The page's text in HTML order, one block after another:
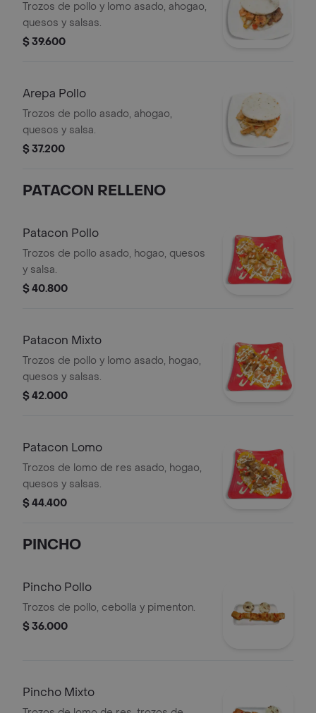
Trozos de pollo y lomo asado, ahogao,
quesos y salsas.
$ 39.600
Arepa Pollo
Trozos de pollo asado, ahogao,
quesos y salsa.
$ 37.200
PATACON RELLENO
Patacon Pollo
Trozos de pollo asado, hogao, quesos
y salsa.
$ 40.800
Patacon Mixto
Trozos de pollo y lomo asado, hogao,
quesos y salsas.
$ 42.000
Patacon Lomo
Trozos de lomo de res asado, hogao,
quesos y salsas.
$ 44.400
PINCHO
Pincho Pollo
Trozos de pollo, cebolla y pimenton.
$ 36.000
Pincho Mixto